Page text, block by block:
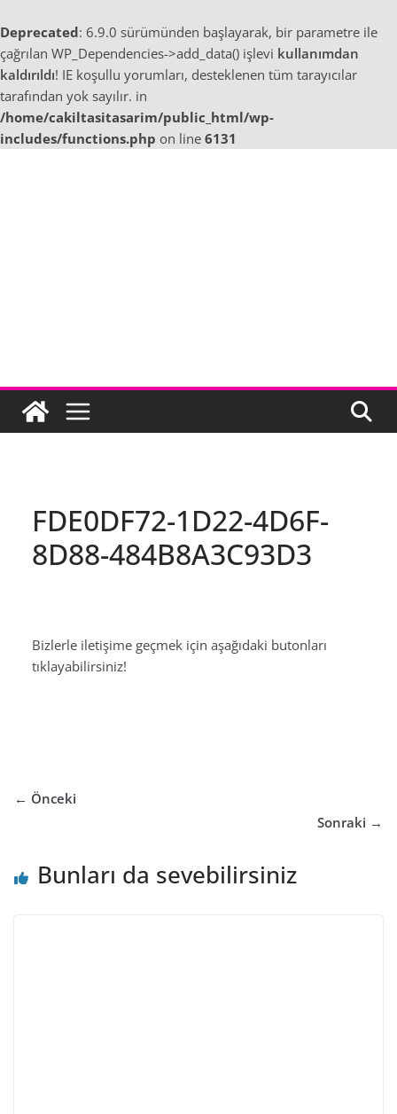
Deprecated: 6.9.0 sürümünden başlayarak, bir parametre ile
çağrılan WP_Dependencies->add_data() işlevi kullanımdan
kaldırıldı! IE koşullu yorumları, desteklenen tüm tarayıcılar
tarafından yok sayılır. in
/home/cakiltasitasarim/public_html/wp-
includes/functions.php on line 6131
FDE0DF72-1D22-4D6F-
8D88-484B8A3C93D3
Bizlerle iletişime geçmek için aşağıdaki butonları
tıklayabilirsiniz!
← Önceki
Sonraki →
Bunları da sevebilirsiniz